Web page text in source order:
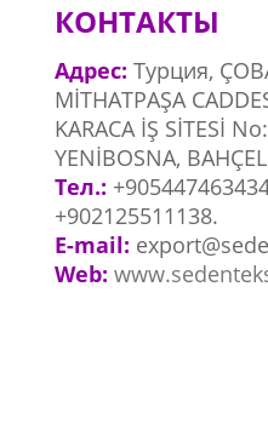
КОНТАКТЫ
Адрес: Турция,
MİTHATPAŞA
KARACA İŞ SİTESİ
YENİBOSNA,
Тел.:
+902125511138.
E-mail:
Web: